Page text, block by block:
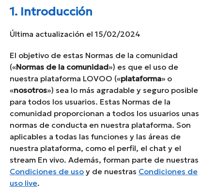
1. Introducción
Última actualización el 15/02/2024
El objetivo de estas Normas de la comunidad
(«Normas de la comunidad») es que el uso de
nuestra plataforma LOVOO («plataforma» o
«nosotros») sea lo más agradable y seguro posible
para todos los usuarios. Estas Normas de la
comunidad proporcionan a todos los usuarios unas
normas de conducta en nuestra plataforma. Son
aplicables a todas las funciones y las áreas de
nuestra plataforma, como el perfil, el chat y el
stream En vivo. Además, forman parte de nuestras
Condiciones de uso y de nuestras Condiciones de
uso live.